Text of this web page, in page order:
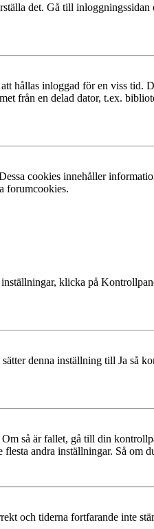
det. Gå till
hållas inloggad för en viss
från en delad dator, t.ex.
cookies innehåller
forumcookies.
klicka på
denna inställning till Ja så
så är fallet, gå till din
andra inställningar. Så om
och tiderna fortfarande inte